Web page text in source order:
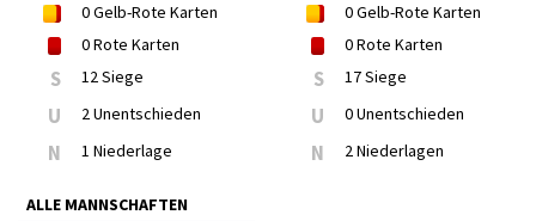
0Gelb-Rote Karten
0Rote Karten
S 12 Siege
U 2 Unentschieden
N 1 Niederlage
0Gelb-Rote Karten
0Rote Karten
S 17 Siege
U 0 Unentschieden
N 2 Niederlagen
ALLE MANNSCHAFTEN